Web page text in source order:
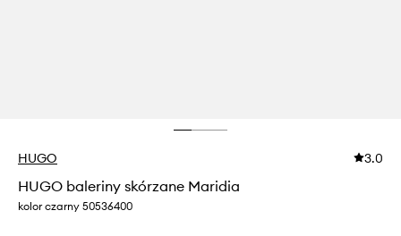
HUGO 3.0
HUGO baleriny skórzane Maridia
kolor czarny 50536400